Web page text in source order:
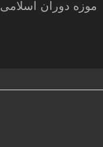
موزه دوران اسلامی